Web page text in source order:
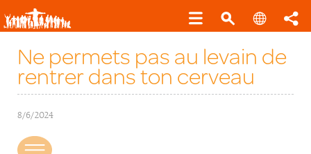
Ne permets pas au levain de
rentrer dans ton cerveau
8/6/2024